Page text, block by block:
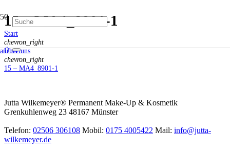
anrufen
15 – MA4_8901-1
Start
chevron_right
Über uns
chevron_right
15 – MA4_8901-1
Jutta Wilkemeyer® Permanent Make-Up & Kosmetik
Grenkuhlenweg 23 48167 Münster
Telefon: 02506 306108 Mobil: 0175 4005422 Mail: info@jutta-
wilkemeyer.de